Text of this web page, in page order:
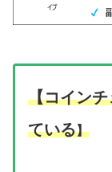
【コイン
ている】